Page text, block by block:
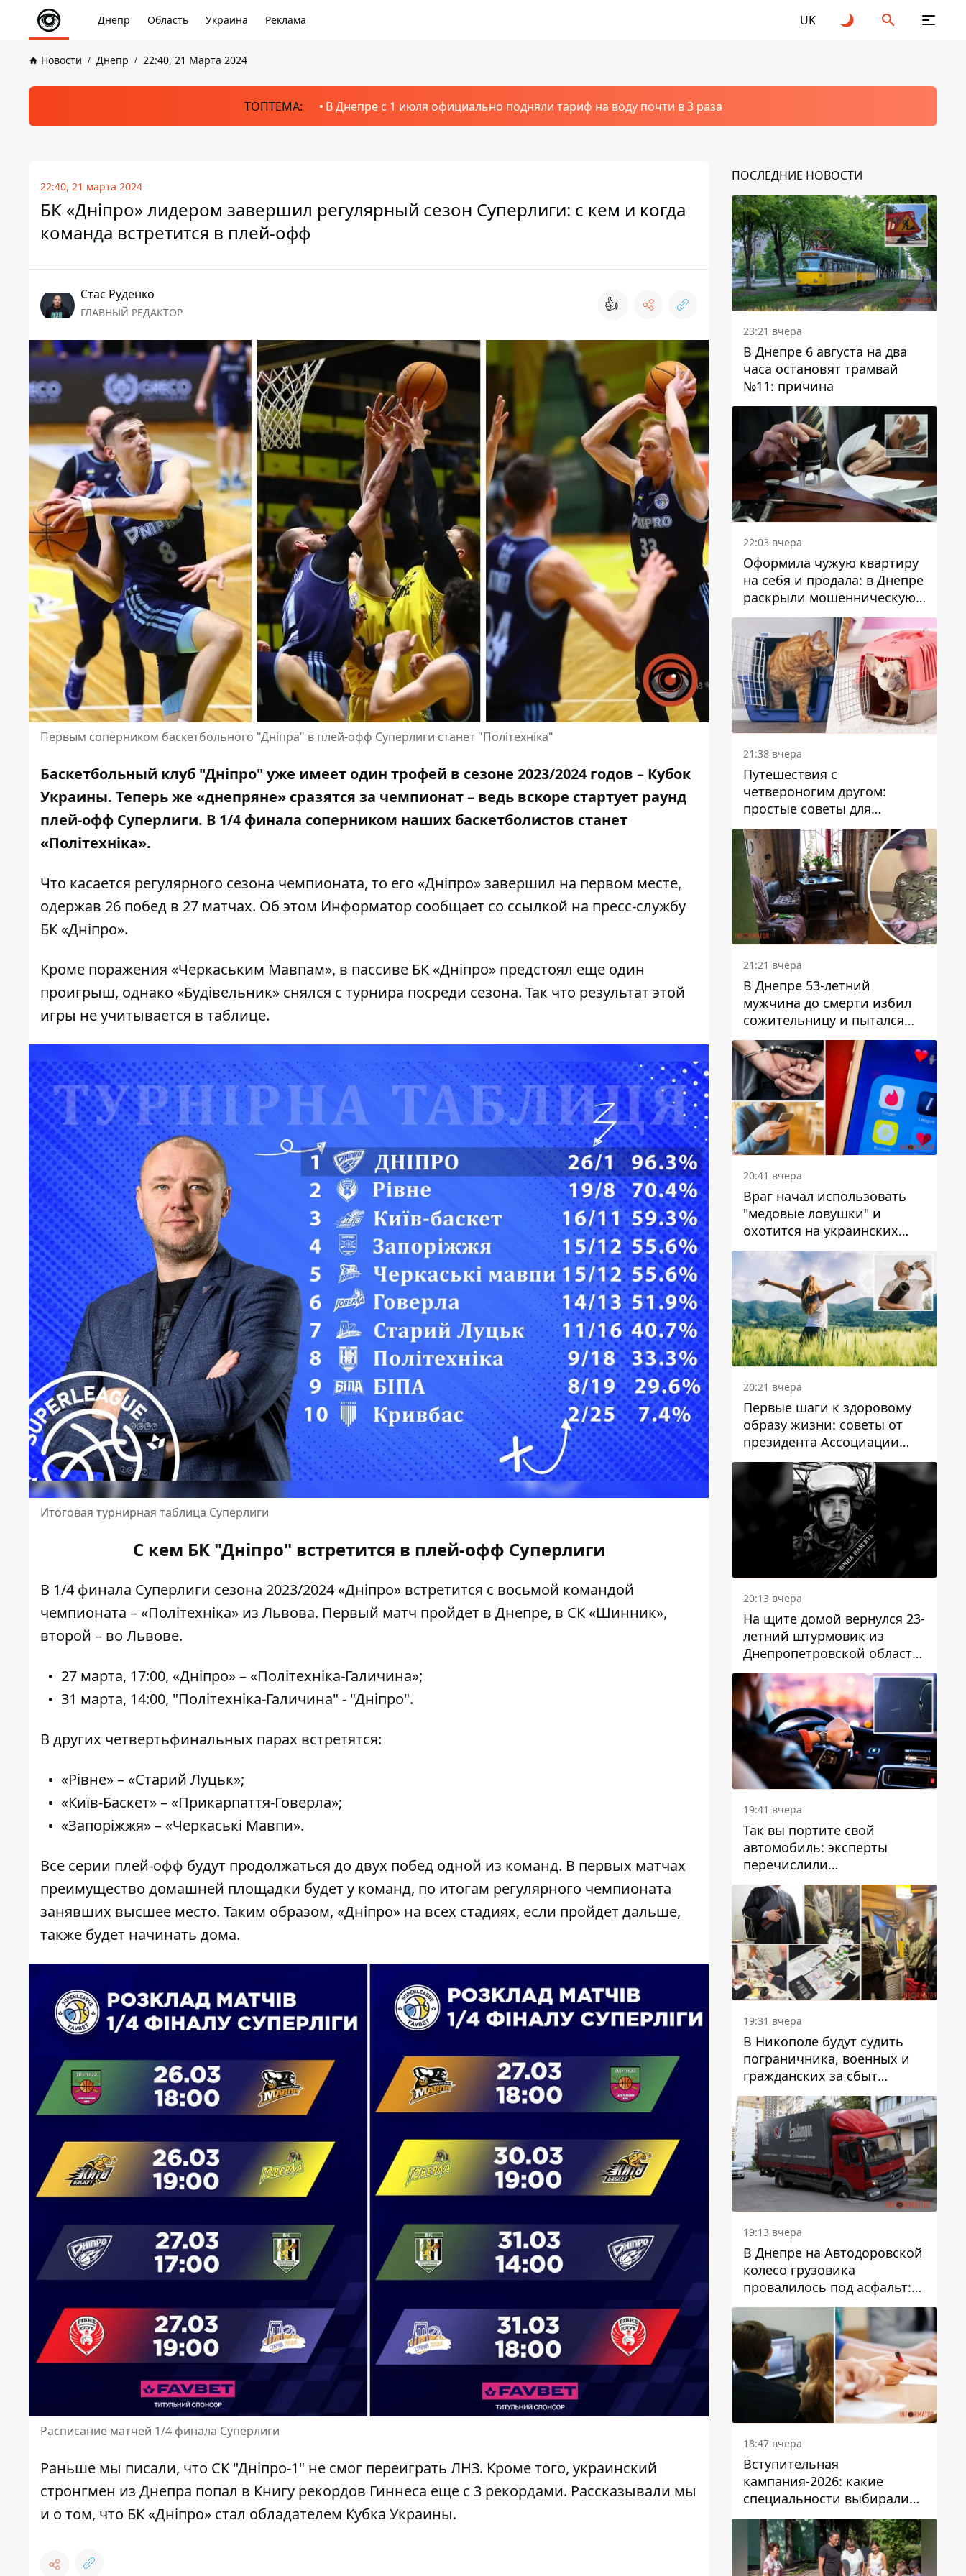
Днепр Область Украина Реклама UK
Новости Днепр 22:40, 21 Марта 2024
ТОПТЕМА: В Днепре с 1 июля официально подняли тариф на воду почти в 3 раза
22:40, 21 марта 2024
БК «Дніпро» лидером завершил регулярный сезон Суперлиги: с кем и когда
команда встретится в плей-офф
Стаc Руденко
ГЛАВНЫЙ РЕДАКТОР 👍
Первым соперником баскетбольного "Дніпра" в плей-офф Суперлиги станет "Політехніка"
Баскетбольный клуб "Дніпро"уже имеет один трофей в сезоне 2023/2024 годов – Кубок
Украины. Теперь же «днепряне» сразятся за чемпионат – ведь вскоре стартует раунд
плей-офф Суперлиги. В 1/4 финала соперником наших баскетболистов станет
«Політехніка».
Что касается регулярного сезона чемпионата, то его «Дніпро» завершил на первом месте,
одержав 26 побед в 27 матчах. Об этом Информатор сообщает со ссылкой на пресс-службу
БК «Дніпро».
Кроме поражения «Черкаським Мавпам», в пассиве БК «Дніпро» предстоял еще один
проигрыш, однако «Будівельник» снялся с турнира посреди сезона. Так что результат этой
игры не учитывается в таблице.
Итоговая турнирная таблица Суперлиги
С кем БК "Дніпро" встретится в плей-офф Суперлиги
В 1/4 финала Суперлиги сезона 2023/2024 «Дніпро» встретится с восьмой командой
чемпионата – «Політехніка» из Львова. Первый матч пройдет в Днепре, в СК «Шинник»,
второй – во Львове.
27 марта, 17:00, «Дніпро» – «Політехніка-Галичина»;
31 марта, 14:00, "Політехніка-Галичина" - "Дніпро".
В других четвертьфинальных парах встретятся:
«Рівне» – «Старий Луцьк»;
«Київ-Баскет» – «Прикарпаття-Говерла»;
«Запоріжжя» – «Черкаські Мавпи».
Все серии плей-офф будут продолжаться до двух побед одной из команд. В первых матчах
преимущество домашней площадки будет у команд, по итогам регулярного чемпионата
занявших высшее место. Таким образом, «Дніпро» на всех стадиях, если пройдет дальше,
также будет начинать дома.
Расписание матчей 1/4 финала Суперлиги
Раньше мы писали, что СК "Дніпро-1" не смог переиграть ЛНЗ. Кроме того, украинский
стронгмен из Днепра попал в Книгу рекордов Гиннеса еще с 3 рекордами. Рассказывали мы
и о том, что БК «Дніпро» стал обладателем Кубка Украины.
ПОСЛЕДНИЕ НОВОСТИ
23:21 вчера
В Днепре 6 августа на два
часа остановят трамвай
№11: причина
22:03 вчера
Оформила чужую квартиру
на себя и продала: в Днепре
раскрыли мошенническую
схему с недвижимостью
21:38 вчера
Путешествия с
четвероногим другом:
простые советы для
поездок с животными
21:21 вчера
В Днепре 53-летний
мужчина до смерти избил
сожительницу и пытался
скрыть преступление:
детали
20:41 вчера
Враг начал использовать
"медовые ловушки" и
охотится на украинских
военнослужащих
20:21 вчера
Первые шаги к здоровому
образу жизни: советы от
президента Ассоциации
диетологов Украины
20:13 вчера
На щите домой вернулся 23-
летний штурмовик из
Днепропетровской области
Богдан Бескровный
19:41 вчера
Так вы портите свой
автомобиль: эксперты
перечислили
распространенные
привычки водителей,
которые на самом деле
вредят машине
19:31 вчера
В Никополе будут судить
пограничника, военных и
гражданских за сбыт
психотропов
19:13 вчера
В Днепре на Автодоровской
колесо грузовика
провалилось под асфальт:
движение заблокировано
18:47 вчера
Вступительная
кампания-2026: какие
специальности выбирали
абитуриенты в Украине